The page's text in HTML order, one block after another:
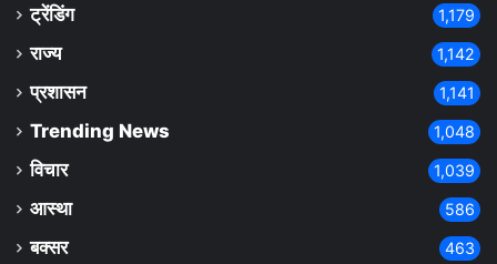
ट्रेंडिंग 1,179
राज्य 1,142
प्रशासन 1,141
Trending News 1,048
विचार 1,039
आस्था 586
बक्सर 463